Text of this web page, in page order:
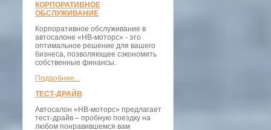
КОРПОРАТИВНОЕ
ОБСЛУЖИВАНИЕ
Корпоративное обслуживание в
автосалоне «НВ-моторс» - это
оптимальное решение для вашего
бизнеса, позволяющее сэкономить
собственные финансы.
Подробнее...
ТЕСТ-ДРАЙВ
Автосалон «НВ-моторс» предлагает
тест-драйв – пробную поездку на
любом понравившемся вам